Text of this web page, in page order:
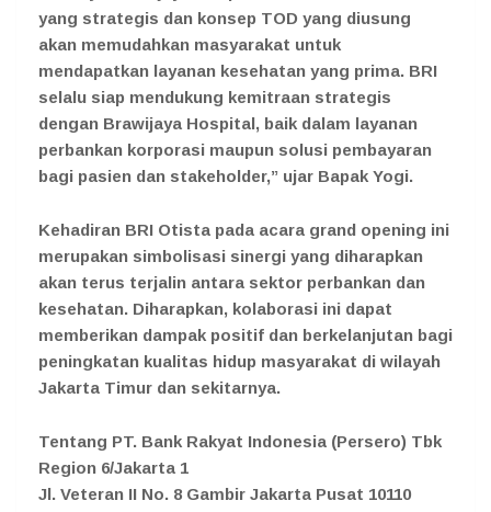
yang strategis dan konsep TOD yang diusung
akan memudahkan masyarakat untuk
mendapatkan layanan kesehatan yang prima. BRI
selalu siap mendukung kemitraan strategis
dengan Brawijaya Hospital, baik dalam layanan
perbankan korporasi maupun solusi pembayaran
bagi pasien dan stakeholder,” ujar Bapak Yogi.
Kehadiran BRI Otista pada acara grand opening ini
merupakan simbolisasi sinergi yang diharapkan
akan terus terjalin antara sektor perbankan dan
kesehatan. Diharapkan, kolaborasi ini dapat
memberikan dampak positif dan berkelanjutan bagi
peningkatan kualitas hidup masyarakat di wilayah
Jakarta Timur dan sekitarnya.
Tentang PT. Bank Rakyat Indonesia (Persero) Tbk
Region 6/Jakarta 1
Jl. Veteran II No. 8 Gambir Jakarta Pusat 10110